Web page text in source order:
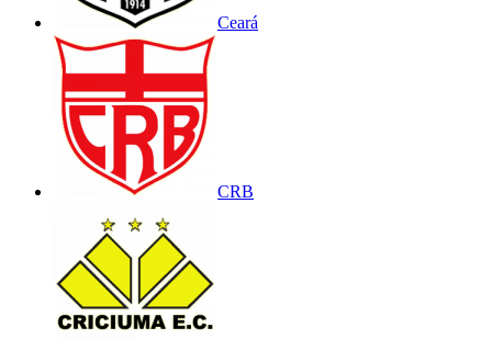
Ceará
CRB